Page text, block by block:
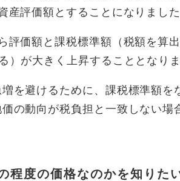
産評価額とすることになりました
価額と課税標準額（税額を算出
）が大きく上昇することとなりま
を避けるために、課税標準額を
の動向が税負担と一致しない場
程度の価格なのかを知りた